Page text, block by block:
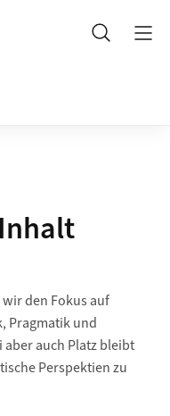
Suche
den Fokus auf
Pragmatik und
auch Platz bleibt
Perspektien zu